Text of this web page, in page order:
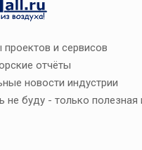
и сервисов
отчёты
новости индустрии
не буду - только полезная